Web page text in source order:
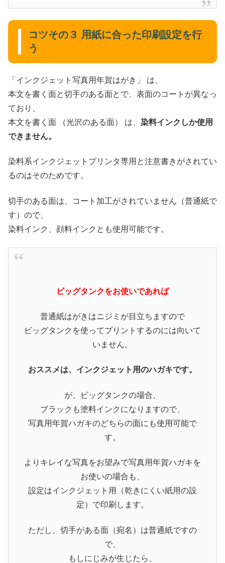
コツその３ 用紙に合った印刷設定を行
う
「インクジェット写真用年賀はがき」 は、
本文を書く面と切手のある面とで、表面のコートが異なっ
ており、
本文を書く面 （光沢のある面） は、 染料インクしか使用
できません。
染料系インクジェットプリンタ専用と注意書きがされてい
るのはそのためです。
切手のある面は、コート加工がされていません（普通紙で
す）ので、
染料インク、顔料インクとも使用可能です。
ビッグタンクをお使いであれば
普通紙はがきはニジミが目立ちますので
ビッグタンクを使ってプリントするのには向いて
いません。
おススメは、インクジェット用のハガキです。
が、ビッグタンクの場合、
ブラックも塗料インクになりますので、
写真用年賀ハガキのどちらの面にも使用可能で
す。
よりキレイな写真をお望みで写真用年賀ハガキを
お使いの場合も、
設定はインクジェット用（乾きにくい紙用の設
定）で印刷します。
ただし、切手がある面（宛名）は普通紙ですの
で、
もしにじみが生じたら、